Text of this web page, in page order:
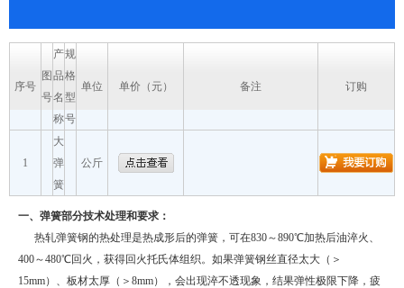
序号
图
号
产
品
名
称
规
格
型
号
单位 单价（元） 备注 订购
1
大
弹
簧
公斤
一、弹簧部分技术处理和要求：
热轧弹簧钢的热处理是热成形后的弹簧，可在830～890℃加热后油淬火、
400～480℃回火，获得回火托氏体组织。如果弹簧钢丝直径太大（＞
15mm）、板材太厚（＞ 8mm），会出现淬不透现象，结果弹性极限下降，疲